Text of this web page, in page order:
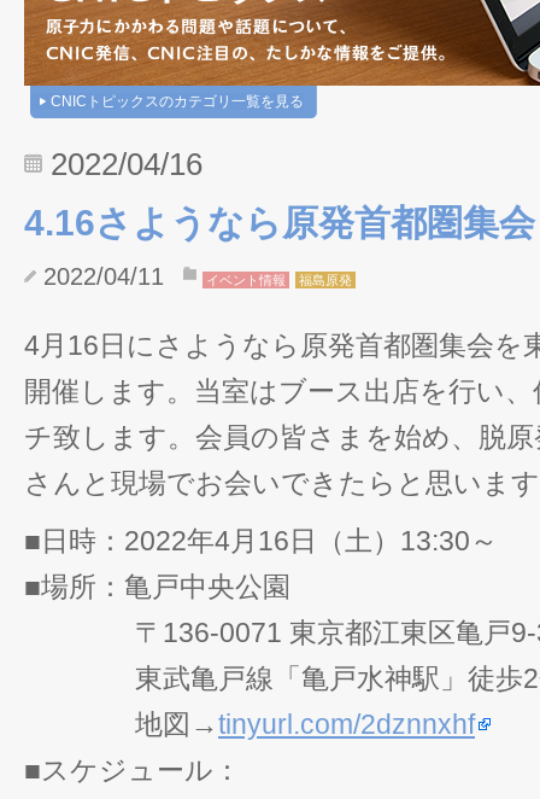
CNICトピックスのカテゴリ一覧を見る
2022/04/16
4.16さようなら原発首都圏集会
2022/04/11 イベント情報 福島原発
4月16日にさようなら原発首都圏集会を
開催します。当室はブース出店を行い
チ致します。会員の皆さまを始め、脱
さんと現場でお会いできたらと思いま
■日時：2022年4月16日（土）13:30～
■場所：亀戸中央公園
〒136-0071 東京都江東区亀戸9-
東武亀戸線「亀戸水神駅」徒歩2
地図→tinyurl.com/2dznnxhf
■スケジュール：